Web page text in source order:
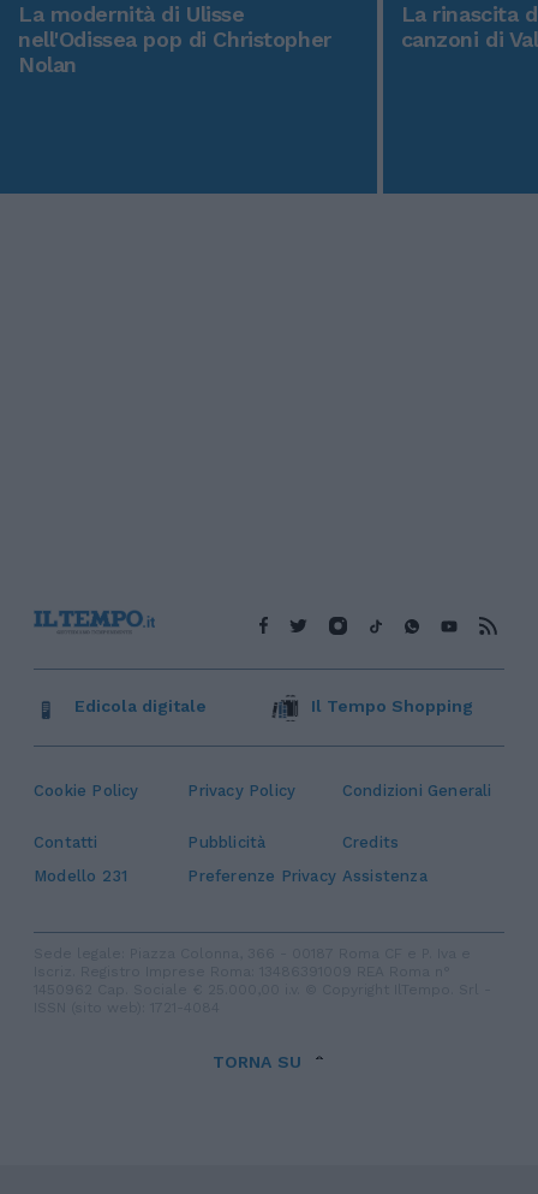
La modernità di Ulisse
nell'Odissea pop di Christopher
Nolan
La rinascita
canzoni di
Cookie Policy Privacy Policy Condizioni Generali
Contatti Pubblicità
Credits
Modello 231
Preferenze Privacy Assistenza
Edicola digitale Il Tempo Shopping
TORNA SU